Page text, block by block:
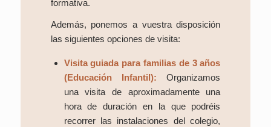
formativa.
Además, ponemos a vuestra disposición
las siguientes opciones de visita:
Visita guiada para familias de 3 años
(Educación Infantil):Organizamos
una visita de aproximadamente una
hora de duración en la que podréis
recorrer las instalaciones del colegio,